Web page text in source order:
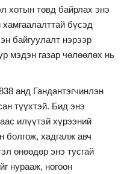
хотын төвд байрлах энэ
бүсэд
байгуулалт нэрээр
мэдэн газар чөлөөлөх нь
анд Гандантэгчинлэн
түүхтэй. Бид энэ
илүүтэй хүрээний
болгож, хадгалж авч
өнөөдөр энэ тусгай
нурааж, ногоон